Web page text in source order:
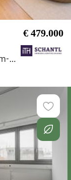
€ 479.000